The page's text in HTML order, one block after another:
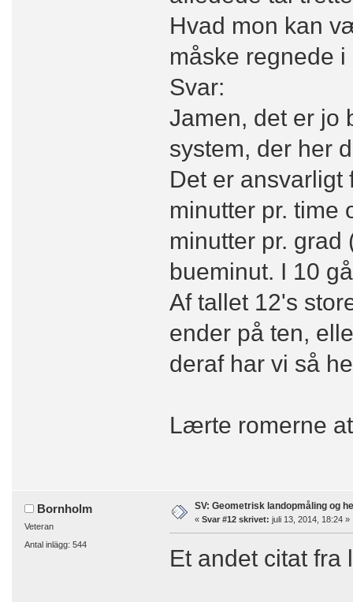
Hvad mon kan
måske regnede i
Svar:
Jamen, det er jo
system, der her
Det er ansvarligt
minutter pr. time
minutter pr.
bueminut. I 10
Af tallet 12's
ender på ten,
deraf har vi så
Lærte romerne
Bornholm
Veteran
Antal inlägg: 544
SV: Geometrisk landopmåling og
« Svar #12 skrivet: juli 13, 2014, 18:24 »
Et andet citat fra